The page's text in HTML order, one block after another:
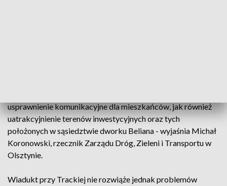
usprawnienie komunikacyjne dla mieszkańców, jak również
uatrakcyjnienie terenów inwestycyjnych oraz tych
położonych w sąsiedztwie dworku Beliana - wyjaśnia Michał
Koronowski, rzecznik Zarządu Dróg, Zieleni i Transportu w
Olsztynie.
Wiadukt przy Trackiej nie rozwiąże jednak problemów